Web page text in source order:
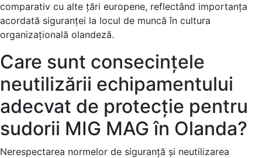
comparativ cu alte țări europene, reflectând importanța
acordată siguranței la locul de muncă în cultura
organizațională olandeză.
Care sunt consecințele
neutilizării echipamentului
adecvat de protecție pentru
sudorii MIG MAG în Olanda?
Nerespectarea normelor de siguranță și neutilizarea